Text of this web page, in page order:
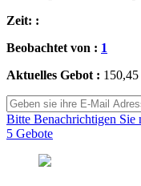
Zeit: :
Beobachtet von : 1
Aktuelles Gebot : 150,45
Bitte Benachrichtigen Sie
5 Gebote